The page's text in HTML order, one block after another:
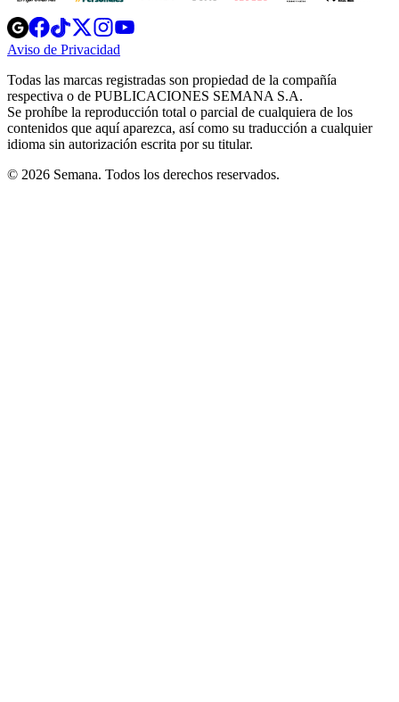
Opens
in
new
Opens
in
new
Opens
in
new
window
Opens
new
windowwindow
Aviso de Privacidad
new
window
Todas las marcas registradas son propiedad de la compañía
respectiva o de PUBLICACIONES SEMANA S.A.
Se prohíbe la reproducción total o parcial de cualquiera de los
contenidos que aquí aparezca, así como su traducción a cualquier
idioma sin autorización escrita por su titular.
© 2026 Semana. Todos los derechos reservados.